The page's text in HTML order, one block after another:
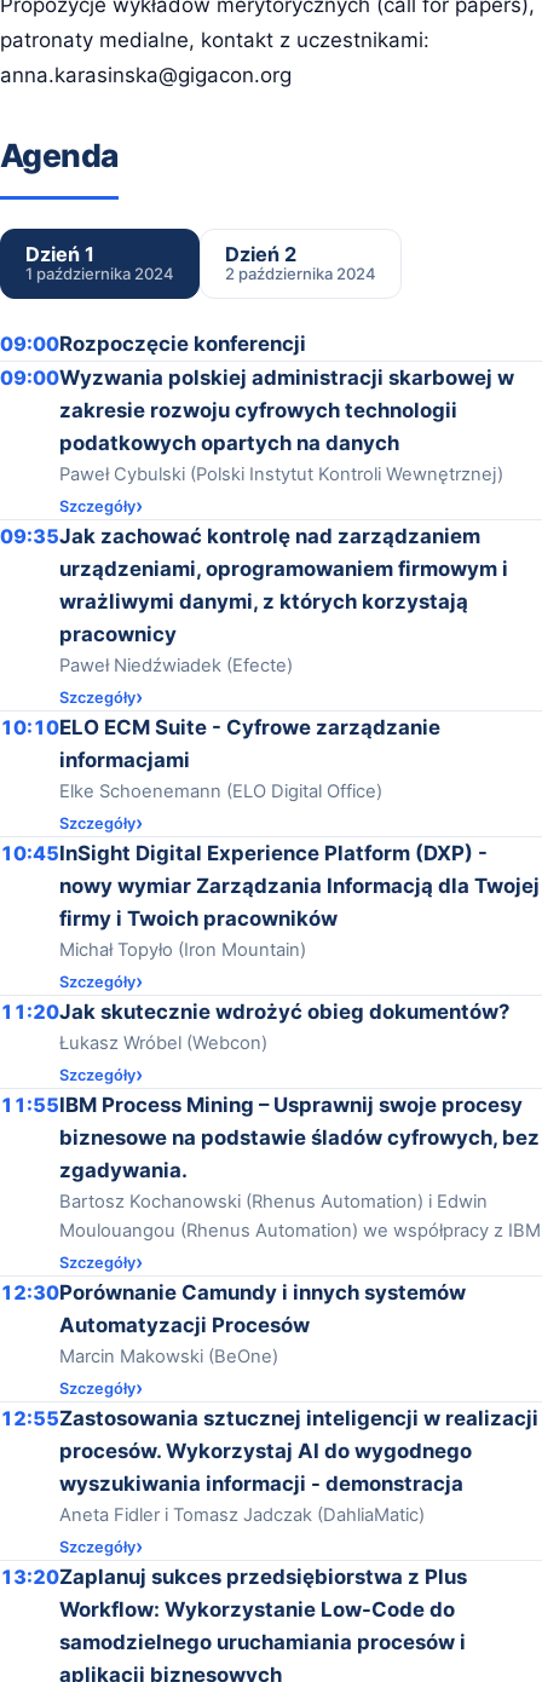
Propozycje wykładów merytorycznych (call for papers),
patronaty medialne, kontakt z uczestnikami:
anna.karasinska@gigacon.org
Agenda
Dzień 1
1 października 2024
Dzień 2
2 października 2024
09:00Rozpoczęcie konferencji
09:00Wyzwania polskiej administracji skarbowej w
zakresie rozwoju cyfrowych technologii
podatkowych opartych na danych
Paweł Cybulski (Polski Instytut Kontroli Wewnętrznej)
Szczegóły
09:35Jak zachować kontrolę nad zarządzaniem
urządzeniami, oprogramowaniem firmowym i
wrażliwymi danymi, z których korzystają
pracownicy
Paweł Niedźwiadek (Efecte)
Szczegóły
10:10ELO ECM Suite - Cyfrowe zarządzanie
informacjami
Elke Schoenemann (ELO Digital Office)
Szczegóły
10:45InSight Digital Experience Platform (DXP) -
nowy wymiar Zarządzania Informacją dla Twojej
firmy i Twoich pracowników
Michał Topyło (Iron Mountain)
Szczegóły
11:20Jak skutecznie wdrożyć obieg dokumentów?
Łukasz Wróbel (Webcon)
Szczegóły
11:55IBM Process Mining – Usprawnij swoje procesy
biznesowe na podstawie śladów cyfrowych, bez
zgadywania.
Bartosz Kochanowski (Rhenus Automation) i Edwin
Moulouangou (Rhenus Automation) we współpracy z IBM
Szczegóły
12:30Porównanie Camundy i innych systemów
Automatyzacji Procesów
Marcin Makowski (BeOne)
Szczegóły
12:55Zastosowania sztucznej inteligencji w realizacji
procesów. Wykorzystaj AI do wygodnego
wyszukiwania informacji - demonstracja
Aneta Fidler i Tomasz Jadczak (DahliaMatic)
Szczegóły
13:20Zaplanuj sukces przedsiębiorstwa z Plus
Workflow: Wykorzystanie Low-Code do
samodzielnego uruchamiania procesów i
aplikacji biznesowych